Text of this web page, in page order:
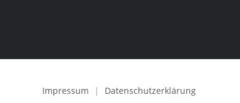
Impressum | Datenschutzerklärung